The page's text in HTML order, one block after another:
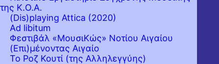
της Κ.Ο.Α.
(Dis)playing Attica (2020)
Ad libitum
Φεστιβάλ «ΜουσιΚώς» Νοτίου Αιγαίου
(Επι)μένοντας Αιγαίο
Το Ροζ Κουτί (της Αλληλεγγύης)